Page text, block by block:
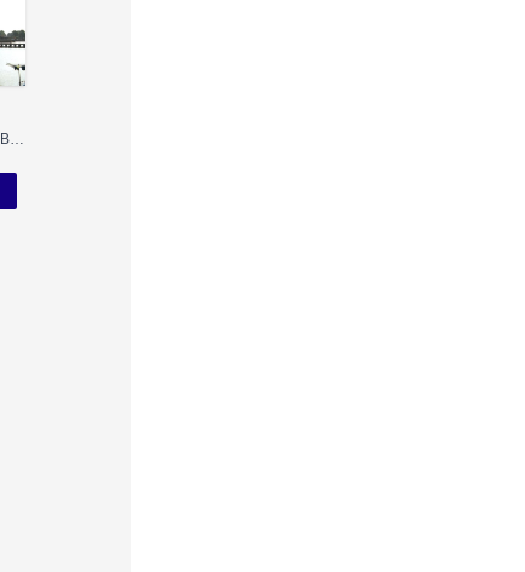
Nutzung gemäß den Bedingungen